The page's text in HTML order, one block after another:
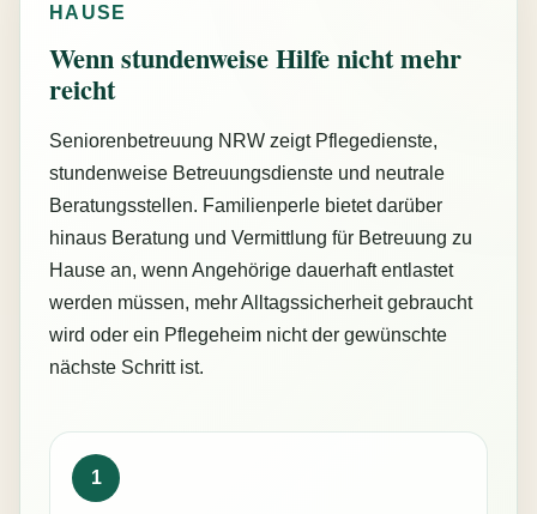
HAUSE
Wenn stundenweise Hilfe nicht mehr
reicht
Seniorenbetreuung NRW zeigt Pflegedienste,
stundenweise Betreuungsdienste und neutrale
Beratungsstellen. Familienperle bietet darüber
hinaus Beratung und Vermittlung für Betreuung zu
Hause an, wenn Angehörige dauerhaft entlastet
werden müssen, mehr Alltagssicherheit gebraucht
wird oder ein Pflegeheim nicht der gewünschte
nächste Schritt ist.
1